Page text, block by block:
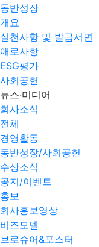
동반성장
개요
실천사항 및 발급서면
애로사항​
ESG평가
사회공헌
뉴스·미디어
회사소식
전체
경영활동
동반성장/사회공헌
수상소식
공지/이벤트
홍보
회사홍보영상
비즈모델
브로슈어&포스터